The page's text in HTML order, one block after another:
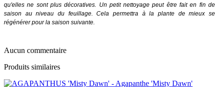
qu'elles ne sont plus décoratives. Un petit nettoyage peut être fait en fin de
saison au niveau du feuillage. Cela permettra à la plante de mieux se
régénérer pour la saison suivante.
Aucun commentaire
Produits similaires